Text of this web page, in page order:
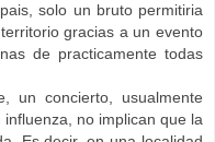
solo un bruto permitiria
gracias a un evento
de practicamente todas
un concierto, usualmente
no implican que la